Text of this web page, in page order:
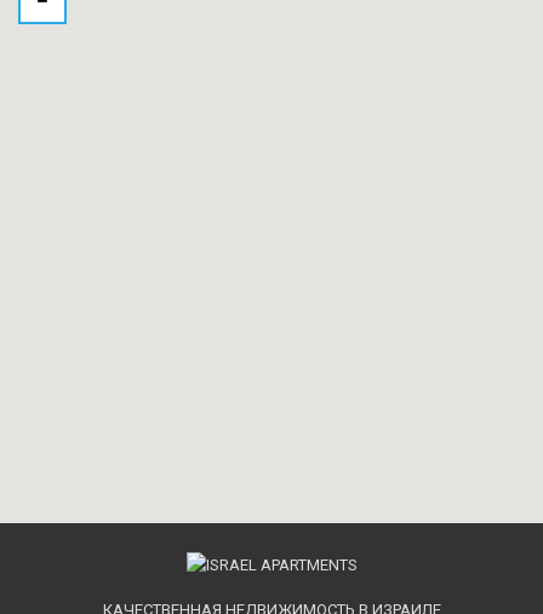
КАЧЕСТВЕННАЯ НЕДВИЖИМОСТЬ В ИЗРАИЛЕ